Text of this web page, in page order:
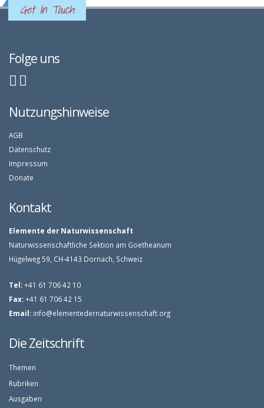
Get In Touch
Folge uns
Nutzungshinweise
AGB
Datenschutz
Impressum
Donate
Kontakt
Elemente der Naturwissenschaft
Naturwissenschaftliche Sektion am Goetheanum
Hügelweg 59, CH-4143 Dornach, Schweiz
Tel:+41 61 706 42 10
Fax:+41 61 706 42 15
Email: info@elementedernaturwissenschaft.org
Die Zeitschrift
Themen
Rubriken
Ausgaben